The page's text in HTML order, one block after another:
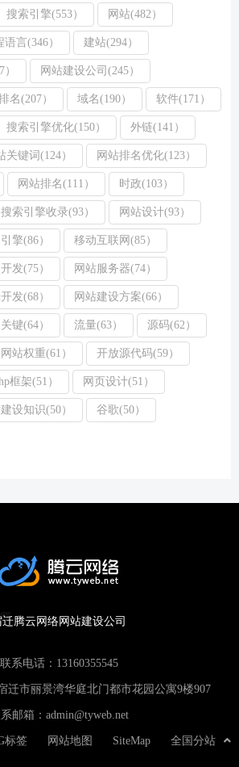
搜索引擎(553） 网站(482）
语言(346） 建站(294）
网站建设公司(245）
名(207） 域名(190） 软件(171）
搜索引擎优化(150） 外链(141）
关键词(124） 网站排名优化(123）
网站排名(111） 时政(103）
搜索引擎收录(93） 网站设计(93）
引擎(86） 移动互联网(85）
开发(75） 网站服务器(74）
发(68） 网站建设方案(66）
关键(64） 流量(63） 源码(62）
网站权重(61） 开放源代码(59）
框架(51） 网页设计(51）
设知识(50） 谷歌(50）
迁腾云网络网站建设公司
联系电话： 13160355545
迁市丽景湾华庭北门都市花园公寓9楼907
邮箱： admin@tyweb.net
全国分站
SiteMap
网站地图
标签